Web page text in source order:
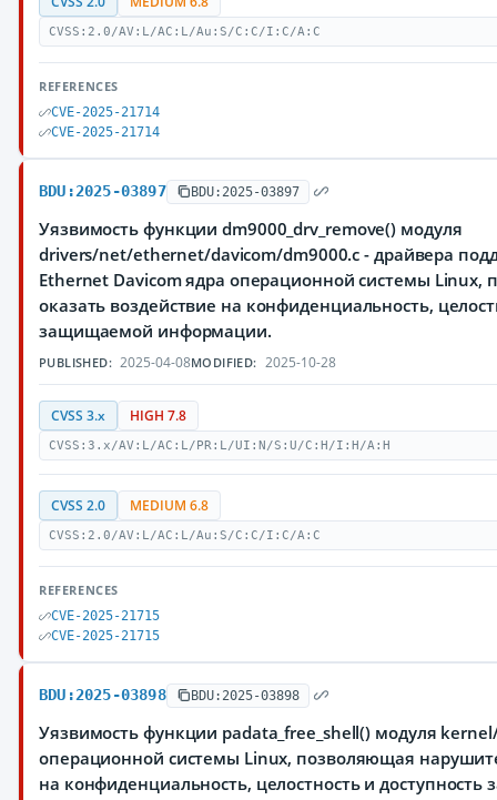
CVSS:2.0/AV:L/AC:L/Au:S/C:C/I:C/A:C
REFERENCES
CVE-2025-21714
CVE-2025-21714
BDU:2025-03897 BDU:2025-03897
Уязвимость функции dm9000_drv_remove() модуля
drivers/net/ethernet/davicom/dm9000.c - драйвера
Ethernet Davicom ядра операционной системы
оказать воздействие на конфиденциальность,
защищаемой информации.
PUBLISHED: 2025-04-08MODIFIED: 2025-10-28
CVSS 3.x HIGH 7.8
CVSS:3.x/AV:L/AC:L/PR:L/UI:N/S:U/C:H/I:H/A:H
CVSS 2.0 MEDIUM 6.8
CVSS:2.0/AV:L/AC:L/Au:S/C:C/I:C/A:C
REFERENCES
CVE-2025-21715
CVE-2025-21715
BDU:2025-03898 BDU:2025-03898
Уязвимость функции padata_free_shell() модуля
операционной системы Linux, позволяющая
на конфиденциальность, целостность и